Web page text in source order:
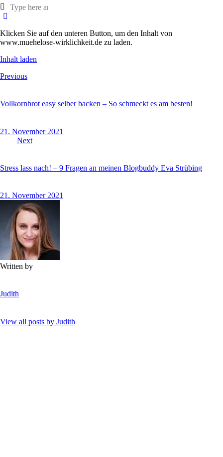
Klicken Sie auf den unteren Button, um den Inhalt von
www.muehelose-wirklichkeit.de zu laden.
Inhalt laden
Beitragsnavigation
Previous
Vollkornbrot easy selber backen – So schmeckt es am besten!
21. November 2021
Next
Stress lass nach! – 9 Fragen an meinen Blogbuddy Eva Strübing
21. November 2021
Written by
Judith
View all posts by Judith